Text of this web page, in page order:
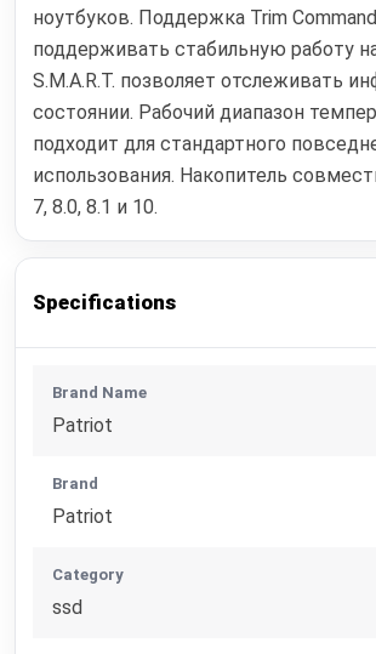
ноутбуков. Поддержка Trim
поддерживать стабильную работу
S.M.A.R.T. позволяет отслеживать
состоянии. Рабочий диапазон
подходит для стандартного
использования. Накопитель
7, 8.0, 8.1 и 10.
Specifications
Brand Name
Patriot
Brand
Patriot
Category
ssd